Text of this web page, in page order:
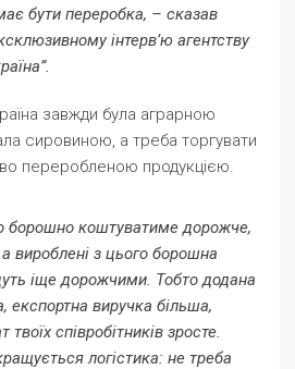
бути переробка, – сказав
інтерв’ю агентству
завжди була аграрною
сировиною, а треба торгувати
переробленою продукцією.
борошно коштуватиме дорожче,
вироблені з цього борошна
іще дорожчими. Тобто додана
експортна виручка більша,
твоїх співробітників зросте.
логістика: не треба